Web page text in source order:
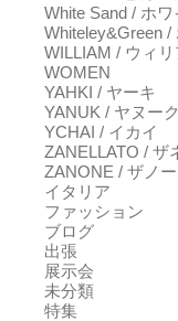
White Sand / ホ
Whiteley&Green
WILLIAM / ウィリ
WOMEN
YAHKI / ヤーキ
YANUK / ヤヌーク
YCHAI / イカイ
ZANELLATO / ザ
ZANONE / ザノ
イタリア
ファッション
ブログ
出張
展示会
未分類
特集